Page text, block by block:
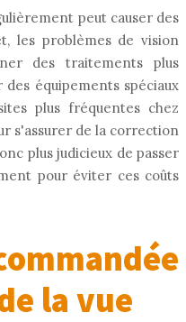
peut causer des
les problèmes de vision
des traitements plus
équipements spéciaux
plus fréquentes chez
s'assurer de la correction
plus judicieux de passer
pour éviter ces coûts
la vue